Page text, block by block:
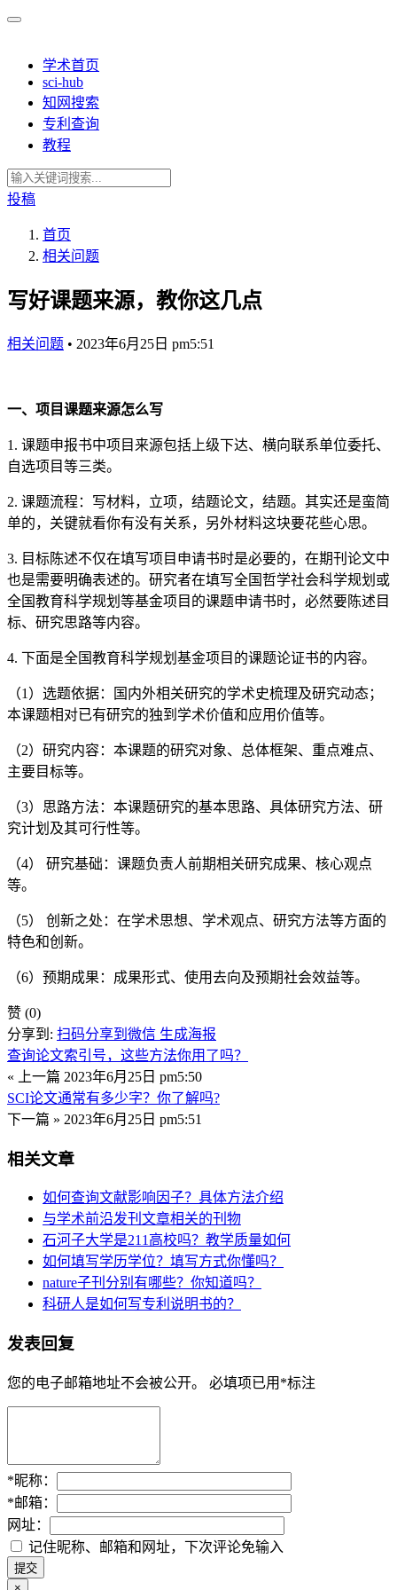
学术首页
sci-hub
知网搜索
专利查询
教程
投稿
首页
相关问题
写好课题来源，教你这几点
相关问题 • 2023年6月25日 pm5:51
一、项目课题来源怎么写
1. 课题申报书中项目来源包括上级下达、横向联系单位委托、
自选项目等三类。
2. 课题流程：写材料，立项，结题论文，结题。其实还是蛮简
单的，关键就看你有没有关系，另外材料这块要花些心思。
3. 目标陈述不仅在填写项目申请书时是必要的，在期刊论文中
也是需要明确表述的。研究者在填写全国哲学社会科学规划或
全国教育科学规划等基金项目的课题申请书时，必然要陈述目
标、研究思路等内容。
4. 下面是全国教育科学规划基金项目的课题论证书的内容。
（1）选题依据：国内外相关研究的学术史梳理及研究动态；
本课题相对已有研究的独到学术价值和应用价值等。
（2）研究内容：本课题的研究对象、总体框架、重点难点、
主要目标等。
（3）思路方法：本课题研究的基本思路、具体研究方法、研
究计划及其可行性等。
（4） 研究基础：课题负责人前期相关研究成果、核心观点
等。
（5） 创新之处：在学术思想、学术观点、研究方法等方面的
特色和创新。
（6）预期成果：成果形式、使用去向及预期社会效益等。
赞 (0)
分享到: 扫码分享到微信 生成海报
查询论文索引号，这些方法你用了吗？
« 上一篇 2023年6月25日 pm5:50
SCI论文通常有多少字？你了解吗?
下一篇 » 2023年6月25日 pm5:51
相关文章
如何查询文献影响因子？具体方法介绍
与学术前沿发刊文章相关的刊物
石河子大学是211高校吗？教学质量如何
如何填写学历学位？填写方式你懂吗？
nature子刊分别有哪些？你知道吗？
科研人是如何写专利说明书的？
发表回复
您的电子邮箱地址不会被公开。 必填项已用 *标注
*昵称：
*邮箱：
网址：
记住昵称、邮箱和网址，下次评论免输入